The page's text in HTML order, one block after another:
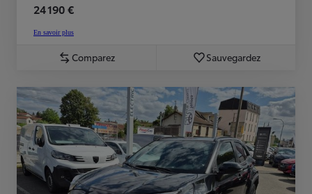
24 190 €
En savoir plus
Comparez Sauvegardez